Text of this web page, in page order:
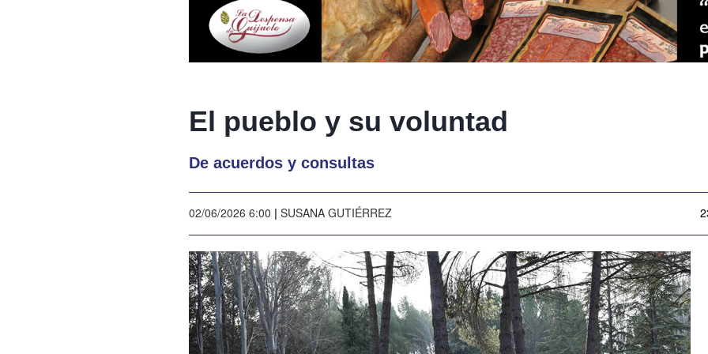
El pueblo y su voluntad
De acuerdos y consultas
02/06/2026 6:00 | SUSANA GUTIÉRREZ